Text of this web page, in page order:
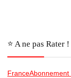
⭐️ A ne pas Rater !